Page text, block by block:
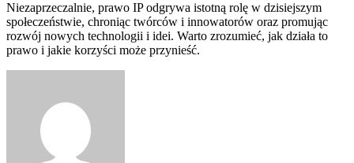
Niezaprzeczalnie, prawo IP odgrywa istotną rolę w dzisiejszym
społeczeństwie, chroniąc twórców i innowatorów oraz promując
rozwój nowych technologii i idei. Warto zrozumieć, jak działa to
prawo i jakie korzyści może przynieść.